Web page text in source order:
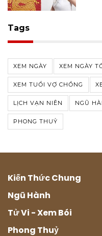
Tags
XEM NGÀY XEM NGÀY
XEM TUỔI VỢ CHỒNG
LỊCH VẠN NIÊN NGŨ
PHONG THUỶ
Kiến Thức Chung
Ngũ Hành
Tử Vi - Xem Bói
Phong Thuỷ